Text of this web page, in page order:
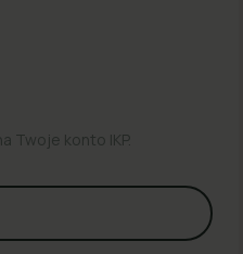
Twoje konto IKP.